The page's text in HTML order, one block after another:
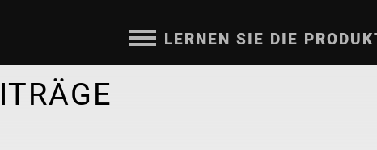
LERNEN SIE DIE